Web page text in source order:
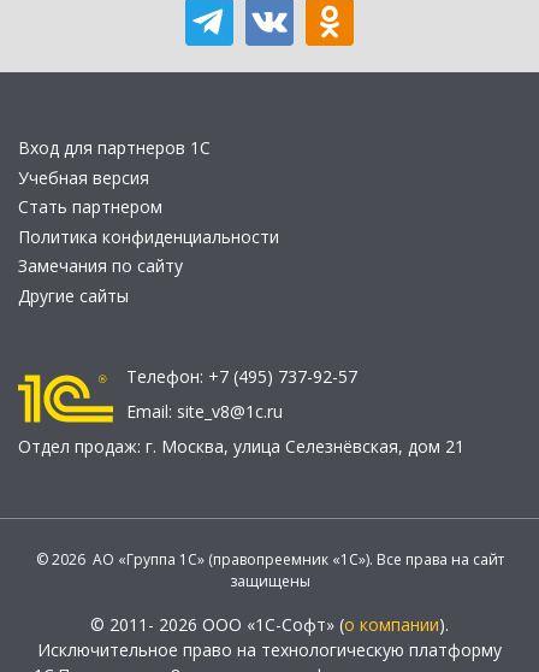
Вход для партнеров 1С
Учебная версия
Стать партнером
Политика конфиденциальности
Замечания по сайту
Другие сайты
Телефон: +7 (495) 737-92-57
Email: site_v8@1c.ru
Отдел продаж: г. Москва, улица Селезнёвская, дом 21
© 2026 АО «Группа 1С» (правопреемник «1С»). Все права на сайт
защищены
© 2011- 2026 ООО «1С-Софт» (о компании).
Исключительное право на технологическую платформу